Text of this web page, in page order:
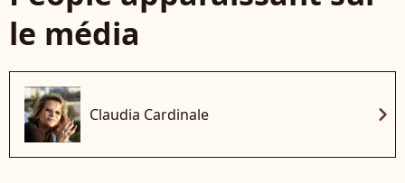
le média
Claudia Cardinale chevron_right